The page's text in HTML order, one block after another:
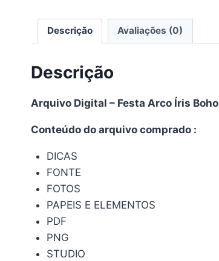
Descrição Avaliações (0)
Descrição
Arquivo Digital – Festa Arco Íris Boho
Conteúdo do arquivo comprado :
DICAS
FONTE
FOTOS
PAPEIS E ELEMENTOS
PDF
PNG
STUDIO